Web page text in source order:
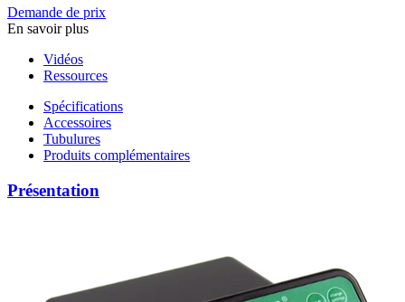
Demande de prix
En savoir plus
Vidéos
Ressources
Spécifications
Accessoires
Tubulures
Produits complémentaires
Présentation